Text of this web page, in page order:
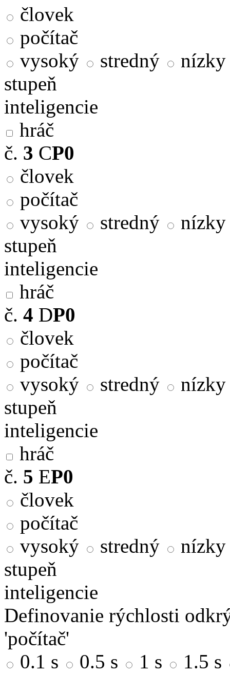
človek
počítač
vysoký
stredný
nízky
stupeň
inteligencie
hráč
č. 3 CP0
človek
počítač
vysoký
stredný
nízky
stupeň
inteligencie
hráč
č. 4 DP0
človek
počítač
vysoký
stredný
nízky
stupeň
inteligencie
hráč
č. 5 EP0
človek
počítač
vysoký
stredný
nízky
stupeň
inteligencie
Definovanie rýchlosti
'počítač'
0.1 s
0.5 s 1 s
1.5 s